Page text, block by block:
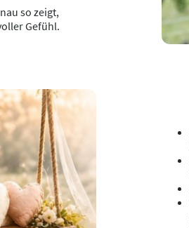
so zeigt,
Gefühl.